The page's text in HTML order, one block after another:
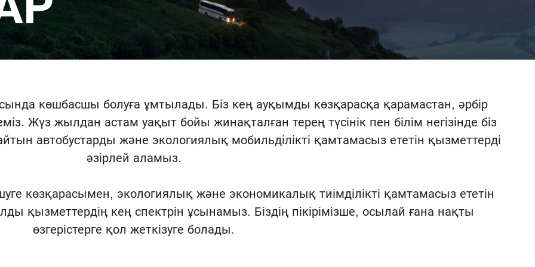
көшбасшы болуға ұмтылады. Біз кең ауқымды көзқарасқа қарамастан, әрбір
Жүз жылдан астам уақыт бойы жинақталған терең түсінік пен білім негізінде біз
автобустарды және экологиялық мобильділікті қамтамасыз ететін қызметтерді
әзірлей аламыз.
көзқарасымен, экологиялық және экономикалық тиімділікті қамтамасыз ететін
қызметтердің кең спектрін ұсынамыз. Біздің пікірімізше, осылай ғана нақты
өзгерістерге қол жеткізуге болады.